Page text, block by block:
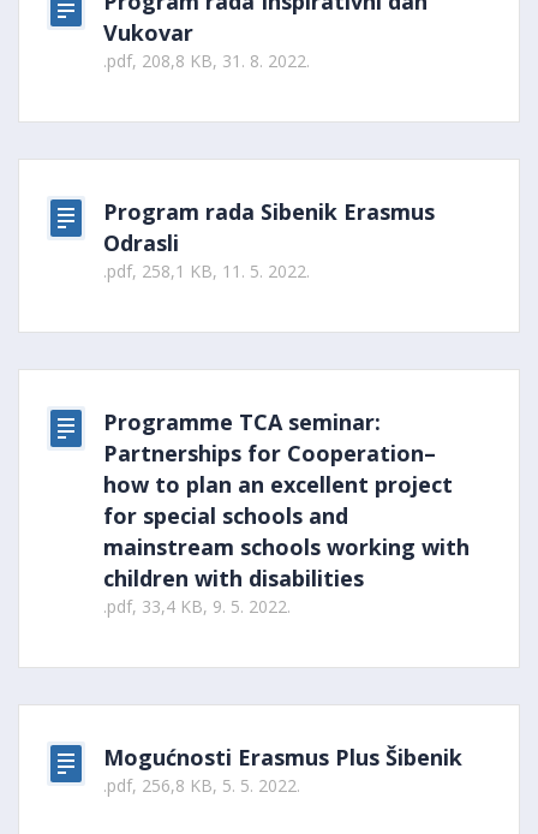
Vukovar
.pdf, 208,8 KB, 31. 8. 2022.
Program rada Sibenik Erasmus
Odrasli
.pdf, 258,1 KB, 11. 5. 2022.
Programme TCA seminar:
Partnerships for Cooperation–
how to plan an excellent project
for special schools and
mainstream schools working with
children with disabilities
.pdf, 33,4 KB, 9. 5. 2022.
Mogućnosti Erasmus Plus Šibenik
.pdf, 256,8 KB, 5. 5. 2022.